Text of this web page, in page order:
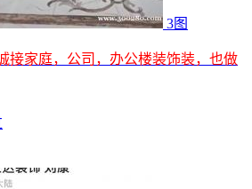
3图
接家庭，公司，办公楼装饰装，也做